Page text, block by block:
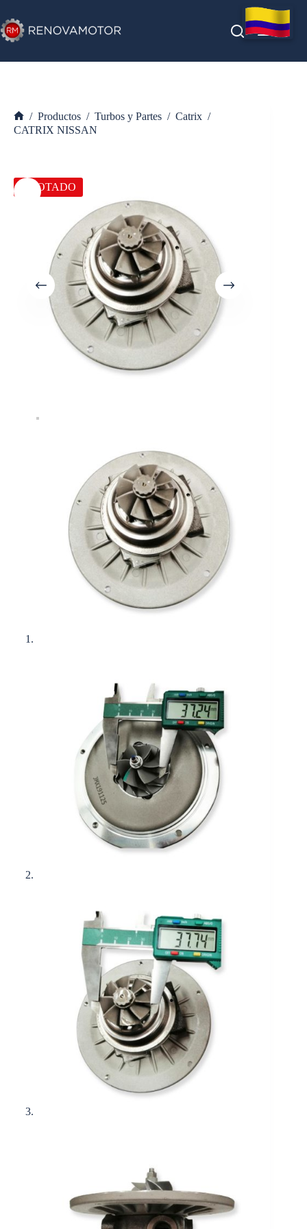
al
contenido
Inicio
/ Productos / Turbos y Partes / Catrix /
CATRIX NISSAN
AGOTADO